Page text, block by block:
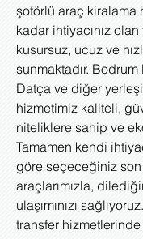
şoförlü araç kiralama
kadar ihtiyacınız
kusursuz, ucuz ve
sunmaktadır.
Datça ve diğer
hizmetimiz kaliteli,
niteliklere sahip ve
Tamamen kendi
göre seçeceğiniz
araçlarımızla,
ulaşımınızı
transfer hizmetlerinde